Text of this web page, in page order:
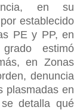
en su
establecido
PE y PP, en
estimó
en Zonas
denuncia
plasmadas en
detalla qué